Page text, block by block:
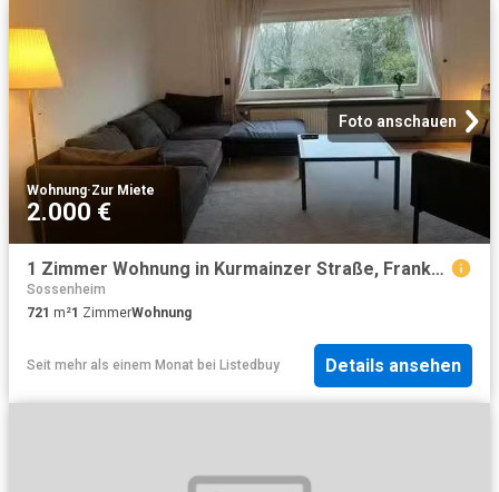
Foto anschauen
Wohnung·Zur Miete
2.000 €
1 Zimmer Wohnung in Kurmainzer Straße, Frankfurt am Main West
Sossenheim
721 m²1 ZimmerWohnung
Seit mehr als einem Monat bei Listedbuy Details ansehen